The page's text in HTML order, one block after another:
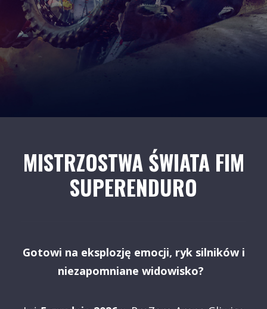
MISTRZOSTWA ŚWIATA FIM
SUPERENDURO
Gotowi na eksplozję emocji, ryk silników i
niezapomniane widowisko?